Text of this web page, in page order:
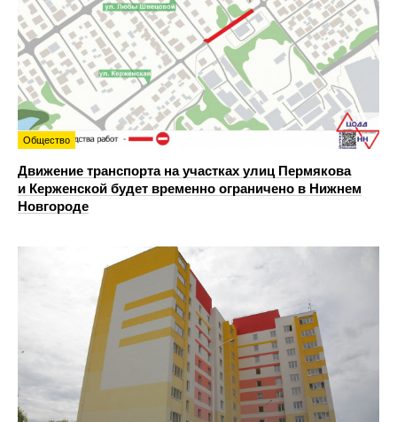
Общество
Движение транспорта на участках улиц Пермякова
и Керженской будет временно ограничено в Нижнем
Новгороде